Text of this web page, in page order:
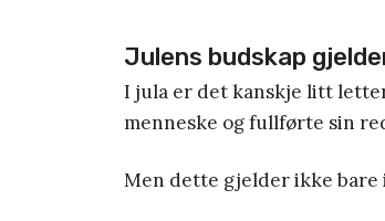
Julens budskap
I jula er det kanskje litt
menneske og fullførte sin
Men dette gjelder ikke bare